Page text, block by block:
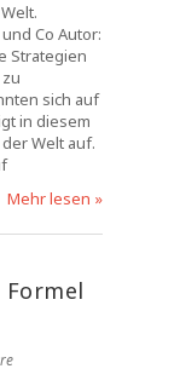
Co Autor:
Strategien
sich auf
in diesem
Welt auf.
Mehr lesen »